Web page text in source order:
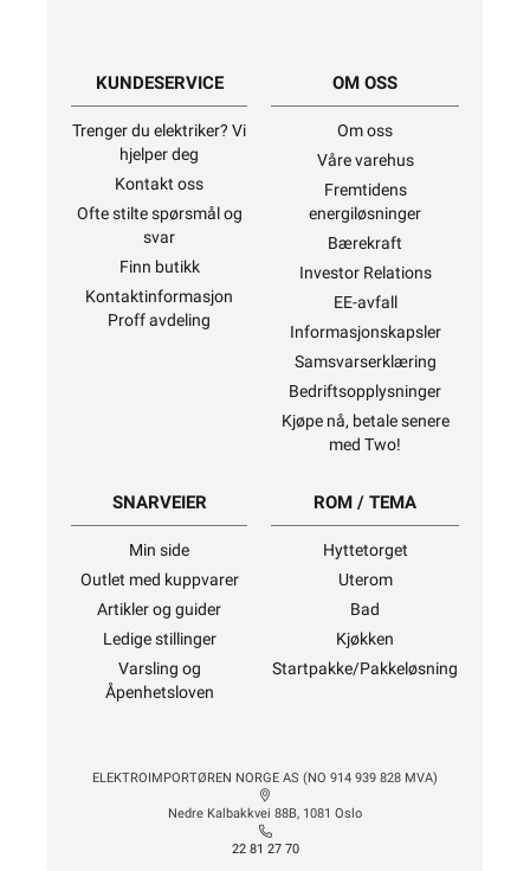
KUNDESERVICE
Trenger du elektriker? Vi
hjelper deg
Kontakt oss
Ofte stilte spørsmål og
svar
Finn butikk
Kontaktinformasjon
Proff avdeling
OM OSS
Om oss
Våre varehus
Fremtidens
energiløsninger
Bærekraft
Investor Relations
EE-avfall
Informasjonskapsler
Samsvarserklæring
Bedriftsopplysninger
Kjøpe nå, betale senere
med Two!
SNARVEIER
Min side
Outlet med kuppvarer
Artikler og guider
Ledige stillinger
Varsling og
Åpenhetsloven
ROM / TEMA
Hyttetorget
Uterom
Bad
Kjøkken
Startpakke/Pakkeløsning
ELEKTROIMPORTØREN NORGE AS (NO 914 939 828 MVA)
Nedre Kalbakkvei 88B, 1081 Oslo
22 81 27 70